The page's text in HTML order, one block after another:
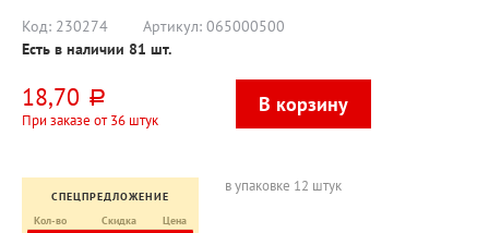
Код: 230274 Артикул: 065000500
Есть в наличии 81 шт.
18,70 руб.
При заказе от 36 штук
СПЕЦПРЕДЛОЖЕНИЕ
Кол-во
Скидка Цена
в упаковке 12 штук